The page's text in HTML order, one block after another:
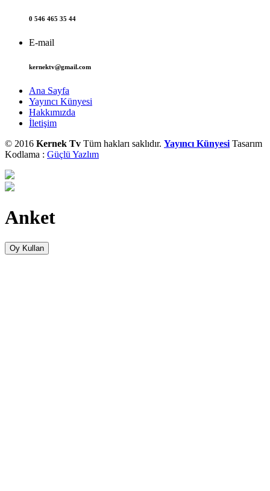
0 546 465 35 44
E-mail
kernektv@gmail.com
Ana Sayfa
Yayıncı Künyesi
Hakkımızda
İletişim
© 2016 Kernek Tv Tüm hakları saklıdır. Yayıncı Künyesi Tasarım
Kodlama : Güçlü Yazlım
Anket